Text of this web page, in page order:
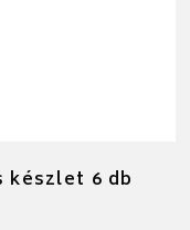
készlet 6 db